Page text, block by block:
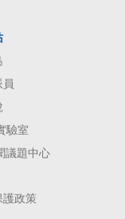
驗室
議題中心
政策